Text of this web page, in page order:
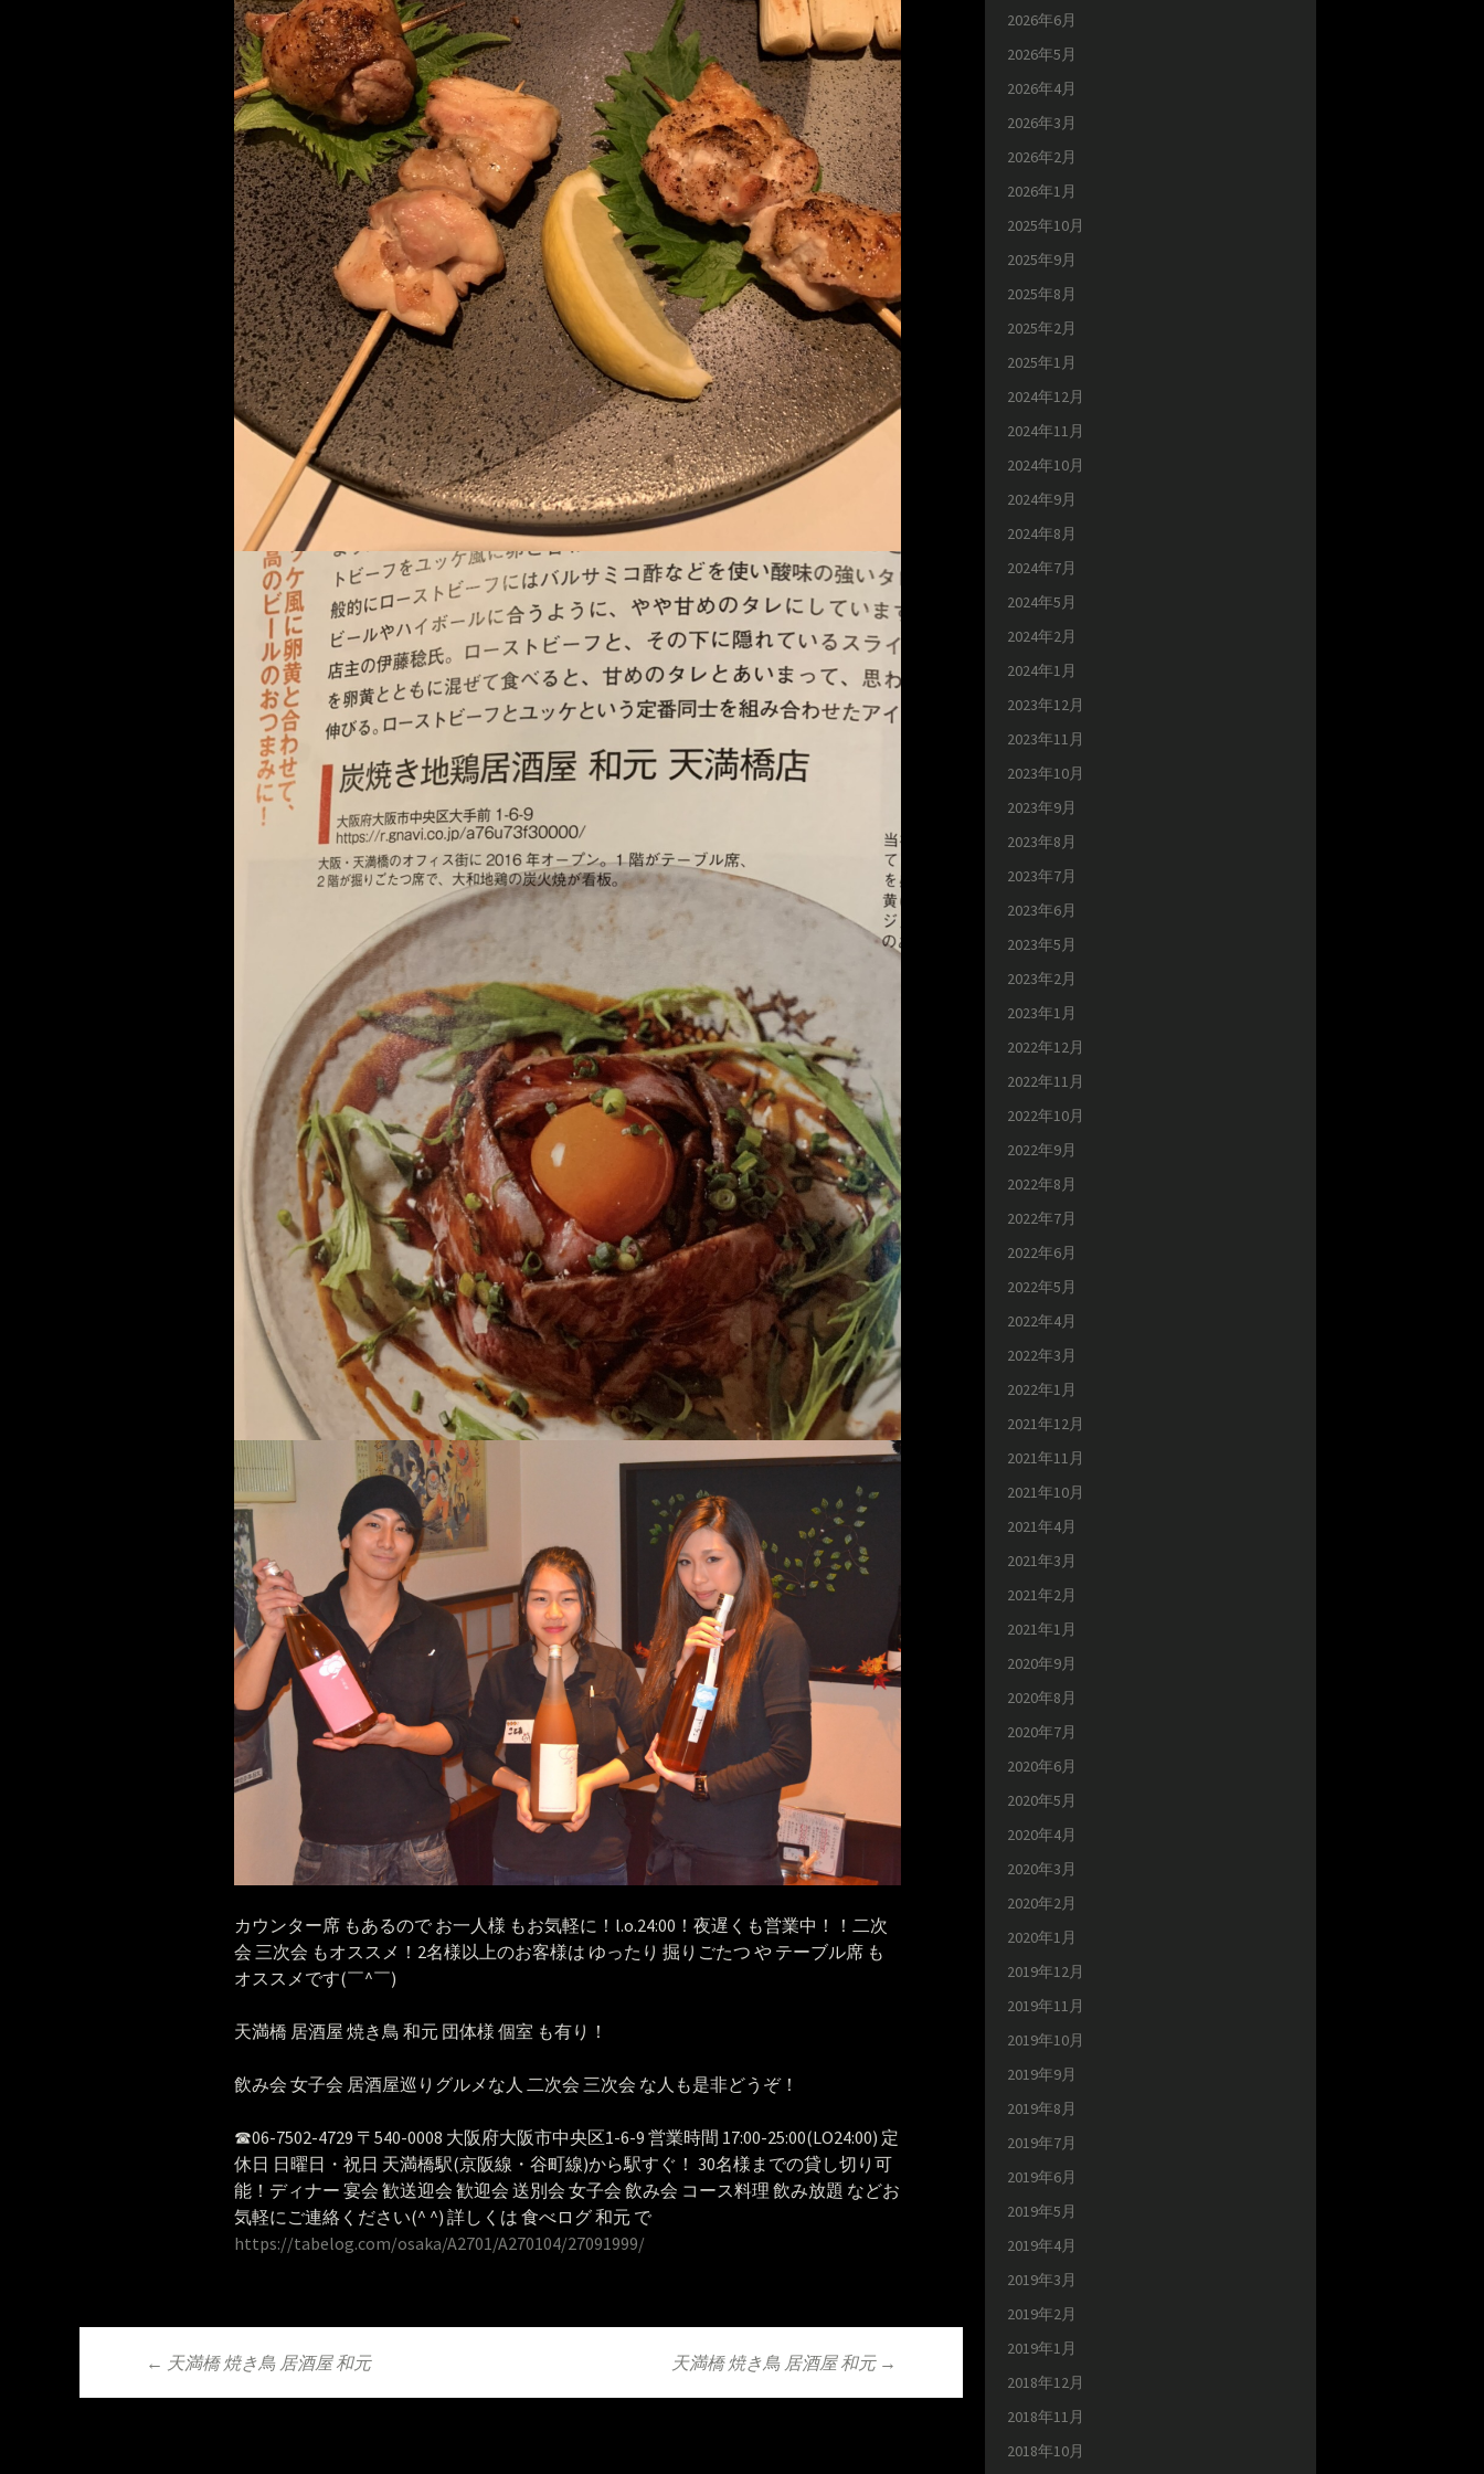
カウンター席 もあるので お一人様 もお気軽に！l.o.24:00！夜遅くも営業中！！二次
会 三次会 もオススメ！2名様以上のお客様は ゆったり 掘りごたつ や テーブル席 も
オススメです(￣^￣)ゞ
天満橋 居酒屋 焼き鳥 和元 団体様 個室 も有り！
飲み会 女子会 居酒屋巡りグルメな人 二次会 三次会 な人も是非どうぞ！
☎︎06-7502-4729 〒540-0008 大阪府大阪市中央区1-6-9 営業時間 17:00-25:00(LO24:00) 定
休日 日曜日・祝日 天満橋駅(京阪線・谷町線)から駅すぐ！ 30名様までの貸し切り可
能！ディナー 宴会 歓送迎会 歓迎会 送別会 女子会 飲み会 コース料理 飲み放題 などお
気軽にご連絡ください(^ ^) 詳しくは 食べログ 和元 で
https://tabelog.com/osaka/A2701/A270104/27091999/
投稿ナビゲーション
← 天満橋 焼き鳥 居酒屋 和元 天満橋 焼き鳥 居酒屋 和元 →
2026年6月
2026年5月
2026年4月
2026年3月
2026年2月
2026年1月
2025年10月
2025年9月
2025年8月
2025年2月
2025年1月
2024年12月
2024年11月
2024年10月
2024年9月
2024年8月
2024年7月
2024年5月
2024年2月
2024年1月
2023年12月
2023年11月
2023年10月
2023年9月
2023年8月
2023年7月
2023年6月
2023年5月
2023年2月
2023年1月
2022年12月
2022年11月
2022年10月
2022年9月
2022年8月
2022年7月
2022年6月
2022年5月
2022年4月
2022年3月
2022年1月
2021年12月
2021年11月
2021年10月
2021年4月
2021年3月
2021年2月
2021年1月
2020年9月
2020年8月
2020年7月
2020年6月
2020年5月
2020年4月
2020年3月
2020年2月
2020年1月
2019年12月
2019年11月
2019年10月
2019年9月
2019年8月
2019年7月
2019年6月
2019年5月
2019年4月
2019年3月
2019年2月
2019年1月
2018年12月
2018年11月
2018年10月